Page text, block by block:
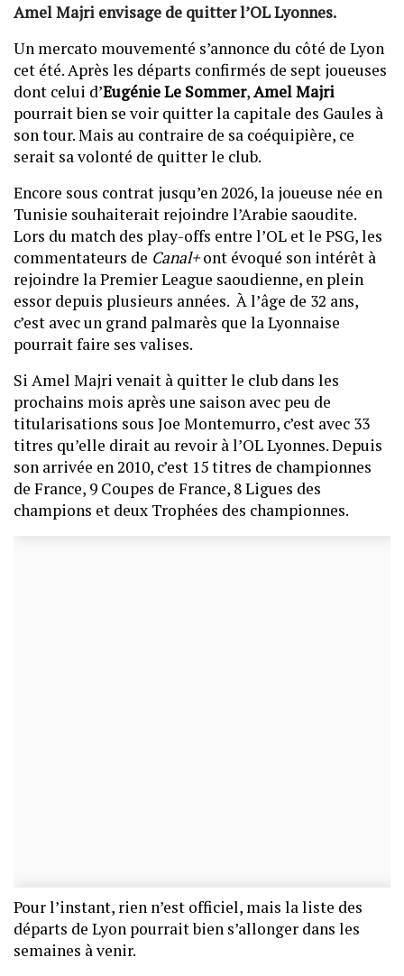
Amel Majri envisage de quitter l’OL Lyonnes.
Un mercato mouvementé s’annonce du côté de Lyon
cet été. Après les départs confirmés de sept joueuses
dont celui d’Eugénie Le Sommer,Amel Majri
pourrait bien se voir quitter la capitale des Gaules à
son tour. Mais au contraire de sa coéquipière, ce
serait sa volonté de quitter le club.
Encore sous contrat jusqu’en 2026, la joueuse née en
Tunisie souhaiterait rejoindre l’Arabie saoudite.
Lors du match des play-offs entre l’OL et le PSG, les
commentateurs de Canal+ont évoqué son intérêt à
rejoindre la Premier League saoudienne, en plein
essor depuis plusieurs années. À l’âge de 32 ans,
c’est avec un grand palmarès que la Lyonnaise
pourrait faire ses valises.
Si Amel Majri venait à quitter le club dans les
prochains mois après une saison avec peu de
titularisations sous Joe Montemurro, c’est avec 33
titres qu’elle dirait au revoir à l’OL Lyonnes. Depuis
son arrivée en 2010, c’est 15 titres de championnes
de France, 9 Coupes de France, 8 Ligues des
champions et deux Trophées des championnes.
Pour l’instant, rien n’est officiel, mais la liste des
départs de Lyon pourrait bien s’allonger dans les
semaines à venir.